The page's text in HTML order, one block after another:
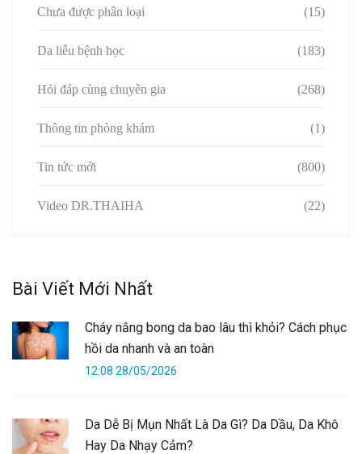
Chưa được phân loại (15)
Da liễu bệnh học (183)
Hỏi đáp cùng chuyên gia (268)
Thông tin phòng khám (1)
Tin tức mới (800)
Video DR.THAIHA (22)
Bài Viết Mới Nhất
Cháy nắng bong da bao lâu thì khỏi? Cách phục
hồi da nhanh và an toàn
12:08 28/05/2026
Da Dễ Bị Mụn Nhất Là Da Gì? Da Dầu, Da Khô
Hay Da Nhạy Cảm?